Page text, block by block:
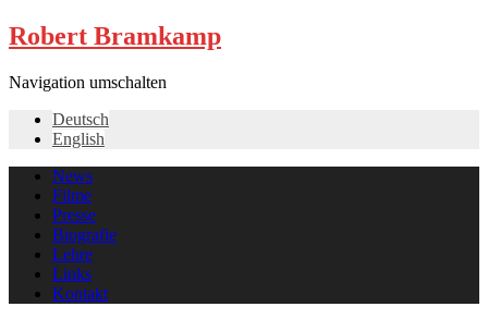
Robert Bramkamp
Navigation umschalten
Deutsch
English
News
Filme
Presse
Biografie
Lehre
Links
Kontakt